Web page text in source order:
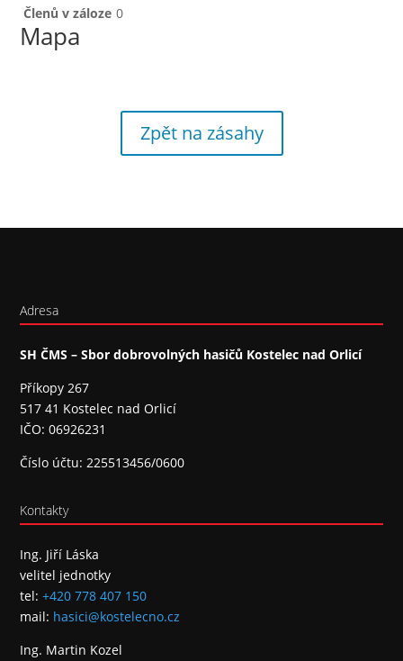
Členů v záloze 0
Mapa
Zpět na zásahy
Adresa
SH ČMS – Sbor dobrovolných hasičů Kostelec nad Orlicí
Příkopy 267
517 41 Kostelec nad Orlicí
IČO: 06926231
Číslo účtu: 225513456/0600
Kontakty
Ing. Jiří Láska
velitel jednotky
tel:+420 778 407 150
mail: hasici@kostelecno.cz
Ing. Martin Kozel